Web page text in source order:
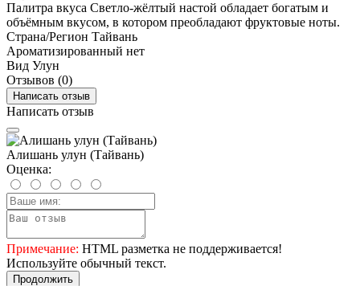
Палитра вкуса Светло-жёлтый настой обладает богатым и
объёмным вкусом, в котором преобладают фруктовые ноты.
Страна/Регион Тайвань
Ароматизированный нет
Вид Улун
Отзывов (0)
Написать отзыв
Написать отзыв
Алишань улун (Тайвань)
Оценка:
Примечание: HTML разметка не поддерживается!
Используйте обычный текст.
Продолжить